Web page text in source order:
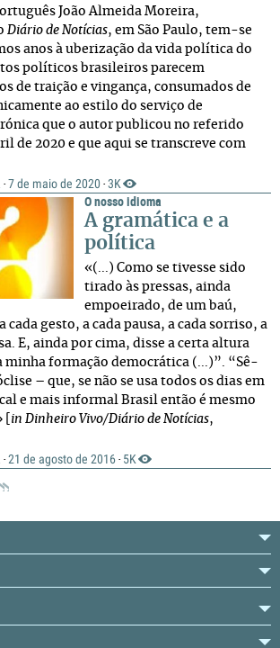
João Almeida Moreira,
Diário de Notícias, em São Paulo, tem-se
anos à uberização da vida política do
políticos brasileiros parecem
de traição e vingança, consumados de
ao estilo do serviço de
que o autor publicou no referido
de 2020 e que aqui se transcreve com
· 7 de maio de 2020 · 3K
O nosso idioma
A gramática e a
política
«(...) Como se tivesse sido
tirado às pressas, ainda
empoeirado, de um baú,
cada gesto, a cada pausa, a cada sorriso, a
E, ainda por cima, disse a certa altura
formação democrática (...)”. “Sê-
– que, se não se usa todos os dias em
e mais informal Brasil então é mesmo
in Dinheiro Vivo/Diário de Notícias,
· 21 de agosto de 2016 · 5K